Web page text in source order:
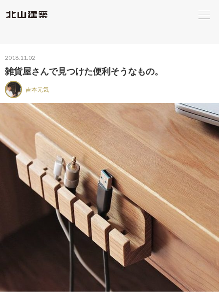
2018.11.02
雑貨屋さんで見つけた便利そうなもの。
吉本元気